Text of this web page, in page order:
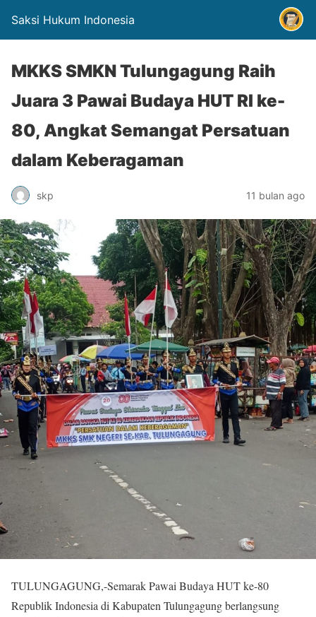
Saksi Hukum Indonesia
MKKS SMKN Tulungagung Raih
Juara 3 Pawai Budaya HUT RI ke-
80, Angkat Semangat Persatuan
dalam Keberagaman
skp 11 bulan ago
TULUNGAGUNG,-Semarak Pawai Budaya HUT ke-80
Republik Indonesia di Kabupaten Tulungagung berlangsung